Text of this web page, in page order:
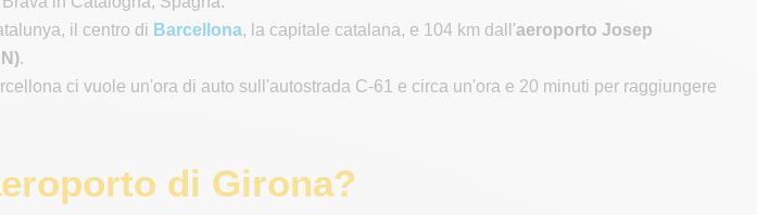
il centro di Barcellona, la capitale catalana, e 104 km dall'aeroporto Josep
.
ci vuole un'ora di auto sull'autostrada C-61 e circa un'ora e 20 minuti per raggiungere
di Girona?